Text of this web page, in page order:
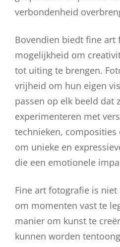
verbondenheid
Bovendien biedt fine art
mogelijkheid om
tot uiting te brengen.
vrijheid om hun eigen
passen op elk beeld dat
experimenteren met
technieken,
om unieke en
die een emotionele
Fine art fotografie is
om momenten vast te
manier om kunst te
kunnen worden